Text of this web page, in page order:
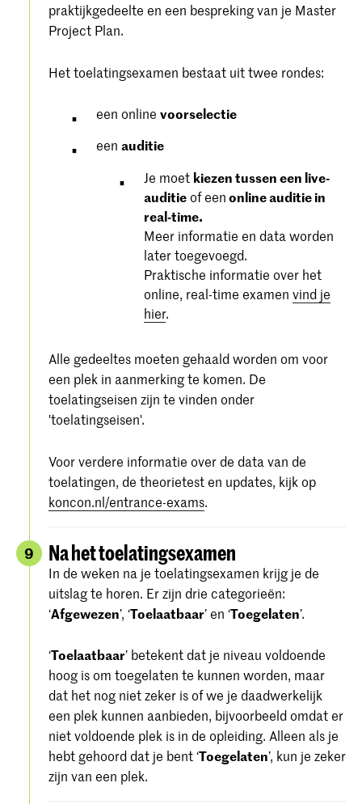
praktijkgedeelte en een bespreking van je Master
Project Plan.
Het toelatingsexamen bestaat uit twee rondes:
een onlinevoorselectie
eenauditie
Je moet kiezen tussen een live-
auditieof eenonline auditie in
real-time.
Meer informatie en data worden
later toegevoegd.
Praktische informatie over het
online, real-time examenvind je
hier.
Alle gedeeltes moeten gehaald worden om voor
een plek in aanmerking te komen. De
toelatingseisen zijn te vinden onder
'toelatingseisen'.
Voor verdere informatie over de data van de
toelatingen, de theorietest en updates, kijk op
koncon.nl/entrance-exams.
9 Na het toelatingsexamen
In de weken na je toelatingsexamen krijg je de
uitslag te horen. Er zijn drie categorieën:
‘Afgewezen’, ‘Toelaatbaar’ en ‘Toegelaten’.
‘Toelaatbaar’ betekent dat je niveau voldoende
hoog is om toegelaten te kunnen worden, maar
dat het nog niet zeker is of we je daadwerkelijk
een plek kunnen aanbieden, bijvoorbeeld omdat er
niet voldoende plek is in de opleiding. Alleen als je
hebt gehoord dat je bent ‘Toegelaten’, kun je zeker
zijn van een plek.